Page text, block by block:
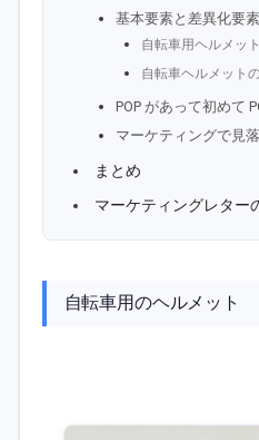
基本要素と差異化要素
自転車用ヘルメッ
自転車ヘルメット
POP があって初めて
マーケティングで見
まとめ
マーケティングレター
自転車用のヘルメット